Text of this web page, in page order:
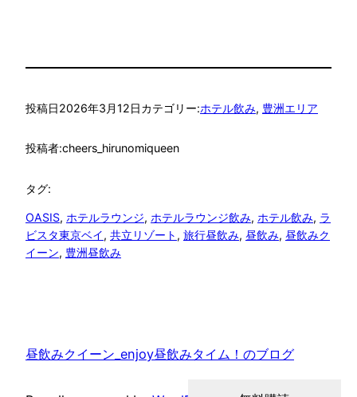
投稿日2026年3月12日カテゴリー:ホテル飲み, 豊洲エリア
投稿者:cheers_hirunomiqueen
タグ:
OASIS, ホテルラウンジ, ホテルラウンジ飲み, ホテル飲み, ラ
ビスタ東京ベイ, 共立リゾート , 旅行昼飲み, 昼飲み, 昼飲みク
イーン, 豊洲昼飲み
昼飲みクイーン_enjoy昼飲みタイム！のブログ